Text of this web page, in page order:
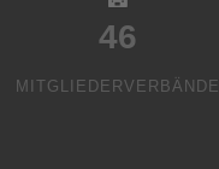
46
MITGLIEDERVERBÄNDE